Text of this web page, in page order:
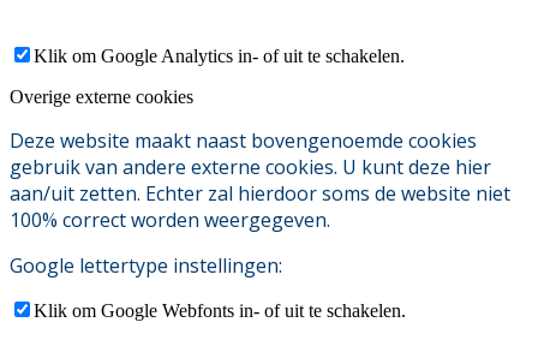
Klik om Google Analytics in- of uit te schakelen.
Overige externe cookies
Deze website maakt naast bovengenoemde cookies
gebruik van andere externe cookies. U kunt deze hier
aan/uit zetten. Echter zal hierdoor soms de website niet
100% correct worden weergegeven.
Google lettertype instellingen:
Klik om Google Webfonts in- of uit te schakelen.